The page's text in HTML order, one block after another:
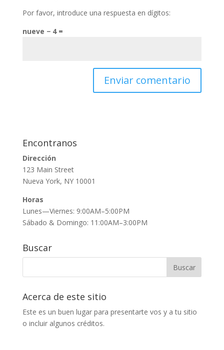
Por favor, introduce una respuesta en dígitos:
nueve − 4 =
Encontranos
Dirección
123 Main Street
Nueva York, NY 10001
Horas
Lunes—Viernes: 9:00AM–5:00PM
Sábado & Domingo: 11:00AM–3:00PM
Buscar
Acerca de este sitio
Este es un buen lugar para presentarte vos y a tu sitio
o incluir algunos créditos.